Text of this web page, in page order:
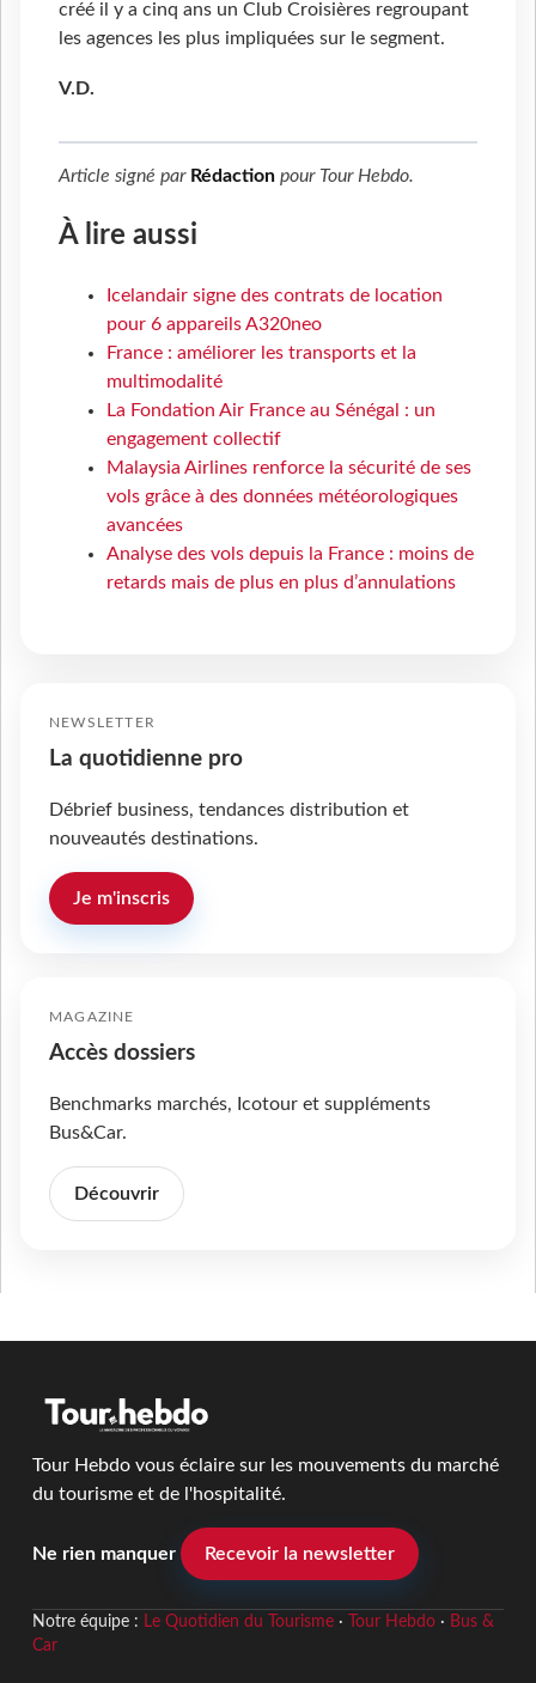
créé il y a cinq ans un Club Croisières regroupant
les agences les plus impliquées sur le segment.
V.D.
Article signé par Rédaction pour Tour Hebdo.
À lire aussi
Icelandair signe des contrats de location
pour 6 appareils A320neo
France : améliorer les transports et la
multimodalité
La Fondation Air France au Sénégal : un
engagement collectif
Malaysia Airlines renforce la sécurité de ses
vols grâce à des données météorologiques
avancées
Analyse des vols depuis la France : moins de
retards mais de plus en plus d’annulations
NEWSLETTER
La quotidienne pro
Débrief business, tendances distribution et
nouveautés destinations.
Je m'inscris
MAGAZINE
Accès dossiers
Benchmarks marchés, Icotour et suppléments
Bus&Car.
Découvrir
Tour Hebdo vous éclaire sur les mouvements du marché
du tourisme et de l'hospitalité.
Ne rien manquer Recevoir la newsletter
Notre équipe : Le Quotidien du Tourisme· Tour Hebdo· Bus &
Car